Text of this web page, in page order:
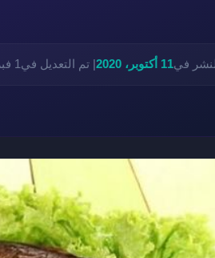
في11 أكتوبر، 2020 | تم التعديل في 1 فبراير، 2024